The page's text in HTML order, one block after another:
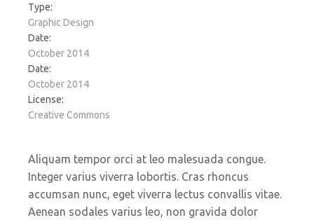
Type:
Graphic Design
Date:
October 2014
Date:
October 2014
License:
Creative Commons
Aliquam tempor orci at leo malesuada congue.
Integer varius viverra lobortis. Cras rhoncus
accumsan nunc, eget viverra lectus convallis vitae.
Aenean sodales varius leo, non gravida dolor